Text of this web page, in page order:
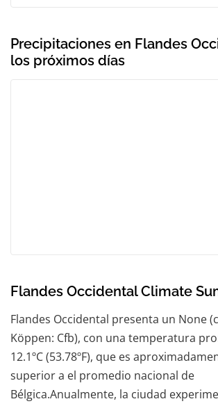
Precipitaciones en Flandes
los próximos días
Flandes Occidental Climate
Flandes Occidental presenta un None
Köppen: Cfb), con una temperatura
12.1ºC (53.78ºF), que es
superior a el promedio nacional de
Bélgica.Anualmente, la ciudad